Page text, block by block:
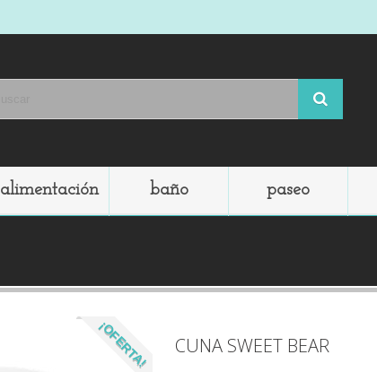
alimentación baño paseo
¡OFERTA! CUNA SWEET BEAR